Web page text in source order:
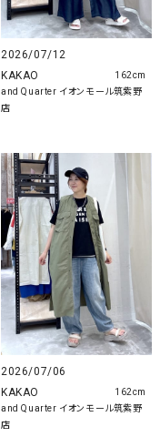
2026/07/12
KAKAO
and Quarter イオンモール筑紫野
店
162cm
2026/07/06
KAKAO
and Quarter イオンモール筑紫野
店
162cm